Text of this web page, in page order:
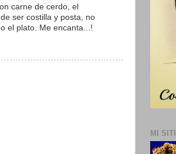
carne de cerdo, el
ser costilla y posta, no
el plato. Me encanta...!
MI